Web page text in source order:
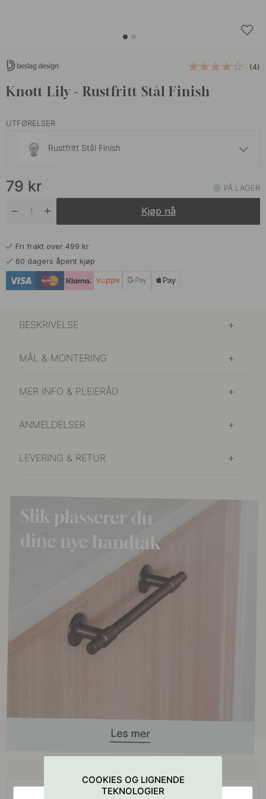
(4)
Knott Lily - Rustfritt Stål Finish
UTFØRELSER
Rustfritt Stål Finish
På lager
På lager
79 kr PÅ LAGER
Kjøp nå
Fri frakt over 499 kr
60 dagers åpent kjøp
BESKRIVELSE
MÅL & MONTERING
MER INFO & PLEIERÅD
ANMELDELSER
LEVERING & RETUR
COOKIES OG LIGNENDE
TEKNOLOGIER